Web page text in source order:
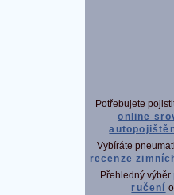
Potřebujete
online
Vybíráte
recenze
Přehledný výběr
ručení